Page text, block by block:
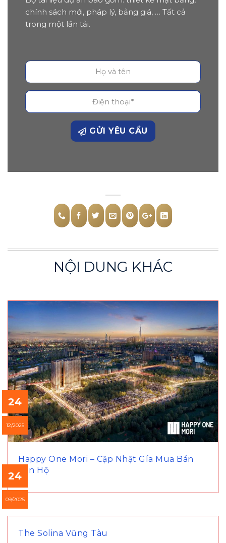
chính sách mới, pháp lý, bảng giá, … Tất cả
trong một lần tải.
GỬI YÊU CẦU
NỘI DUNG KHÁC
24
12/2025
Happy One Mori – Cập Nhật Gía Mua Bán
Căn Hộ
24
09/2025
The Solina Vũng Tàu